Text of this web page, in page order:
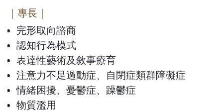
｜專長｜
完形取向諮商
認知行為模式
表達性藝術及敘事療育
注意力不足過動症、自閉症類群障礙症
情緒困擾、憂鬱症、躁鬱症
物質濫用